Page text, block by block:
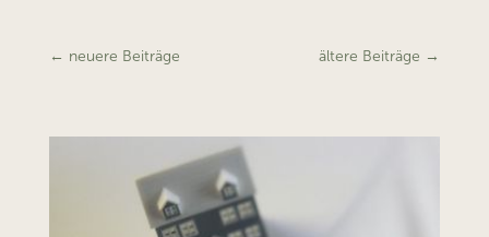
← neuere Beiträge ältere Beiträge →